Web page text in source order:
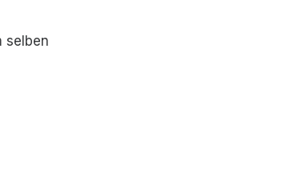
selben